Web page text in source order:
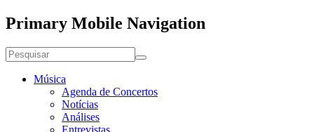
Primary Mobile Navigation
Música
Agenda de Concertos
Notícias
Análises
Entrevistas